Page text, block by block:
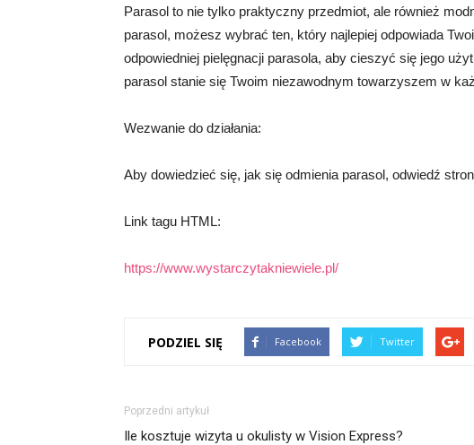
Parasol to nie tylko praktyczny przedmiot, ale również
parasol, możesz wybrać ten, który najlepiej odpowiada
odpowiedniej pielęgnacji parasola, aby cieszyć się jego
parasol stanie się Twoim niezawodnym towarzyszem w
Wezwanie do działania:
Aby dowiedzieć się, jak się odmienia parasol, odwiedź
Link tagu HTML:
https://www.wystarczytakniewiele.pl/
PODZIEL SIĘ Facebook Twitter
Poprzedni artykuł
Ile kosztuje wizyta u okulisty w Vision Express?